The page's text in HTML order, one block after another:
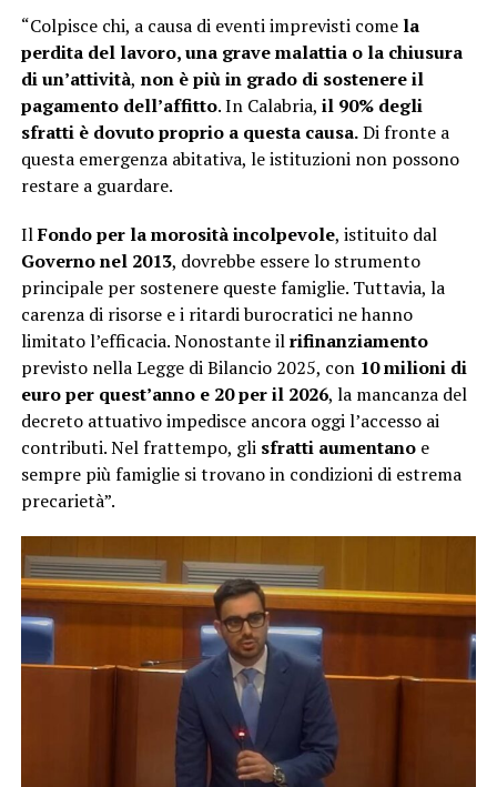
“Colpisce chi, a causa di eventi imprevisti come la
perdita del lavoro, una grave malattia o la chiusura
di un’attività, non è più in grado di sostenere il
pagamento dell’affitto. In Calabria, il 90% degli
sfratti è dovuto proprio a questa causa.Di fronte a
questa emergenza abitativa, le istituzioni non possono
restare a guardare.
IlFondo per la morosità incolpevole, istituito dal
Governo nel 2013, dovrebbe essere lo strumento
principale per sostenere queste famiglie. Tuttavia, la
carenza di risorse e i ritardi burocratici ne hanno
limitato l’efficacia. Nonostante ilrifinanziamento
previsto nella Legge di Bilancio 2025, con 10 milioni di
euro per quest’anno e 20 per il 2026, la mancanza del
decreto attuativo impedisce ancora oggi l’accesso ai
contributi. Nel frattempo, gli sfratti aumentanoe
sempre più famiglie si trovano in condizioni di estrema
precarietà”.